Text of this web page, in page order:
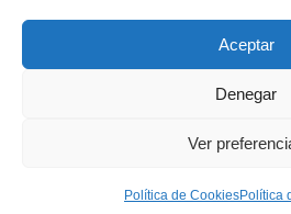
Aceptar
Denegar
Ver
Política de CookiesPolítica
Imprenta Los Remedios ©